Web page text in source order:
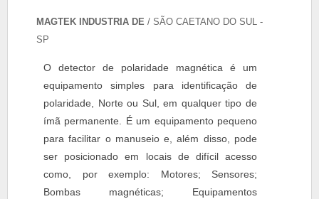
MAGTEK INDUSTRIA DE / SÃO CAETANO DO SUL -
SP
O detector de polaridade magnética é um
equipamento simples para identificação de
polaridade, Norte ou Sul, em qualquer tipo de
ímã permanente. É um equipamento pequeno
para facilitar o manuseio e, além disso, pode
ser posicionado em locais de difícil acesso
como, por exemplo: Motores; Sensores;
Bombas magnéticas; Equipamentos